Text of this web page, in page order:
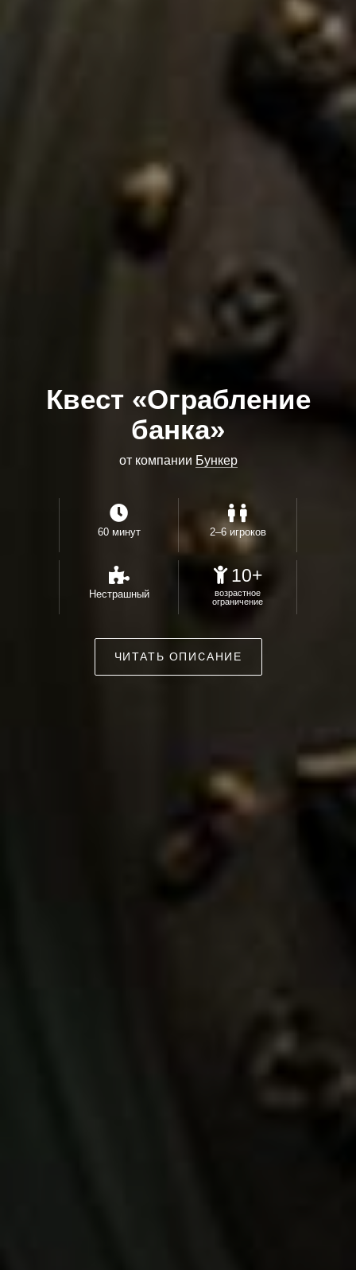
Квест «Ограбление
банка»
от компании Бункер
60 минут 2–6 игроков
Нестрашный
10+
возрастное
ограничение
ЧИТАТЬ ОПИСАНИЕ